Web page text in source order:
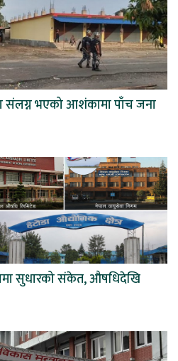
संलग्न भएको आशंकामा पाँच जना
सुधारको संकेत, औषधिदेखि